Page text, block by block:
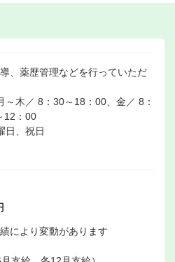
、薬歴管理などを行っていただ
木／ 8：30～18：00、金／ 8：
12：00
日、祝日
により変動があります